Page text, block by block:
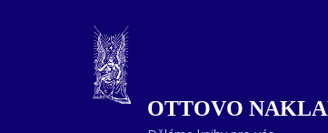
OTTOVO